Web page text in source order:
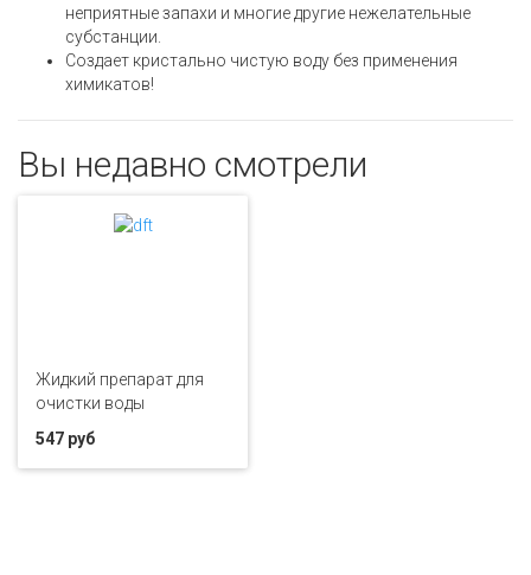
неприятные запахи и многие другие нежелательные
субстанции.
Создает кристально чистую воду без применения
химикатов!
Вы недавно смотрели
Жидкий препарат для
очистки воды
547 руб